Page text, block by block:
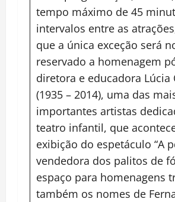
tempo máximo de 45
intervalos entre as
que a única exceção será
reservado a homenagem
diretora e educadora Lúcia
(1935 – 2014), uma das
importantes artistas
teatro infantil, que
exibição do espetáculo “A
vendedora dos palitos de
espaço para homenagens
também os nomes de